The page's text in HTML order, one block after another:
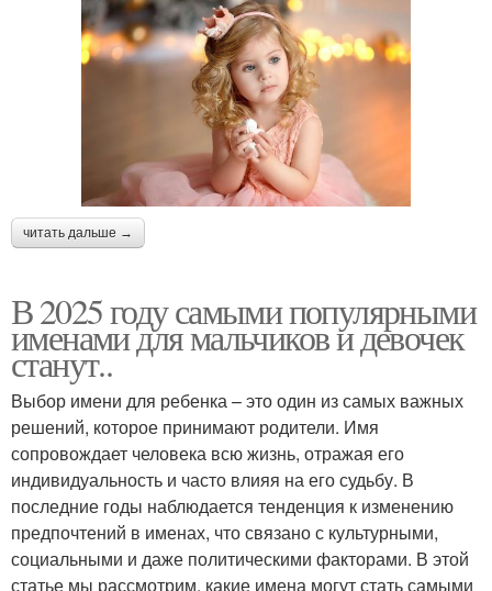
читать дальше →
В 2025 году самыми популярными
именами для мальчиков и девочек
станут..
Выбор имени для ребенка – это один из самых важных
решений, которое принимают родители. Имя
сопровождает человека всю жизнь, отражая его
индивидуальность и часто влияя на его судьбу. В
последние годы наблюдается тенденция к изменению
предпочтений в именах, что связано с культурными,
социальными и даже политическими факторами. В этой
статье мы рассмотрим, какие имена могут стать самыми